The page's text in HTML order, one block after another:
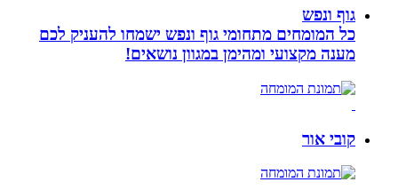
גוף ונפש
כל המומחים מתחומי גוף ונפש ישמחו להעניק לכם
מענה מקצועי ומהימן במגוון נושאים!
קובי אור